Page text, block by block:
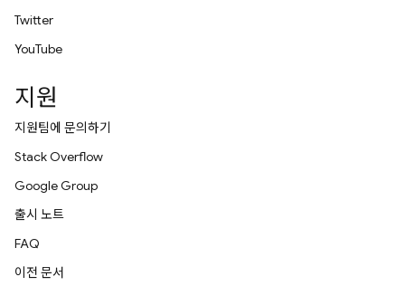
Twitter
YouTube
지원
지원팀에 문의하기
Stack Overflow
Google Group
출시 노트
FAQ
이전 문서